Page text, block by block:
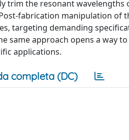
trim the resonant
fabrication manipulation of
targeting demanding
same approach opens a way
applications.
completa (DC)